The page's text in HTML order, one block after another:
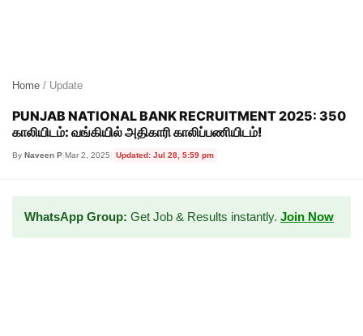
Home / Update
PUNJAB NATIONAL BANK RECRUITMENT 2025: 350
காலியிடம்: வங்கியில் அதிகாரி காலிப்பணியிடம்!
By Naveen P|Mar 2, 2025| Updated: Jul 28, 5:59 pm
WhatsApp Group: Get Job & Results instantly. Join Now